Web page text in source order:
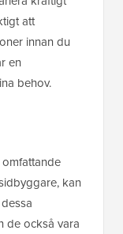
att
innan du
en
behov.
kan
de också vara